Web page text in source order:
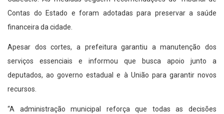
Contas do Estado e foram adotadas para preservar a saúde
financeira da cidade.
Apesar dos cortes, a prefeitura garantiu a manutenção dos
serviços essenciais e informou que busca apoio junto a
deputados, ao governo estadual e à União para garantir novos
recursos.
“A administração municipal reforça que todas as decisões